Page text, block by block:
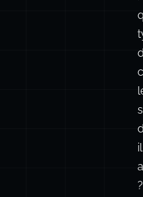
base de données
: